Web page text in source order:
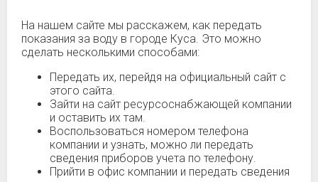
На нашем сайте мы расскажем, как передать
показания за воду в городе Куса. Это можно
сделать несколькими способами:
Передать их, перейдя на официальный сайт с
этого сайта.
Зайти на сайт ресурсоснабжающей компании
и оставить их там.
Воспользоваться номером телефона
компании и узнать, можно ли передать
сведения приборов учета по телефону.
Прийти в офис компании и передать сведения